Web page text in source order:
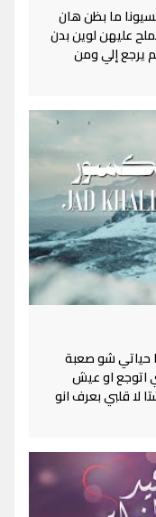
ما بظن هان
عليهن لوين بدن
يرجع إلي ومن
حياتي شو صعبة
اتوجع او عيش
لا قلبي بعرف انو